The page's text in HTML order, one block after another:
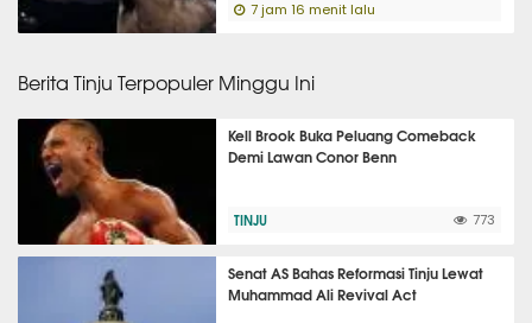
7 jam 16 menit lalu
Berita Tinju Terpopuler Minggu Ini
Kell Brook Buka Peluang Comeback
Demi Lawan Conor Benn
TINJU 773
Senat AS Bahas Reformasi Tinju Lewat
Muhammad Ali Revival Act